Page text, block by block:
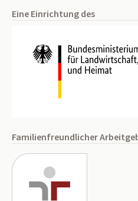
Eine Einrichtung des
Familienfreundlicher